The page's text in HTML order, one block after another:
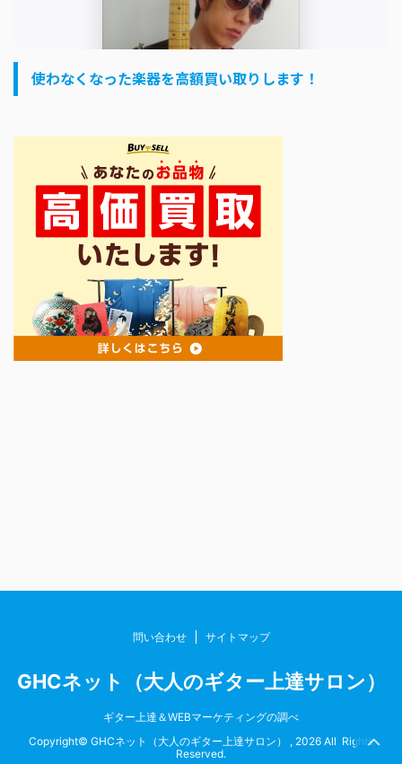
使わなくなった楽器を高額買い取りします！
問い合わせ サイトマップ
GHCネット（大人のギター上達サロン）
ギター上達＆WEBマーケティングの調べ
Copyright© GHCネット（大人のギター上達サロン） , 2026 All Rights
Reserved.